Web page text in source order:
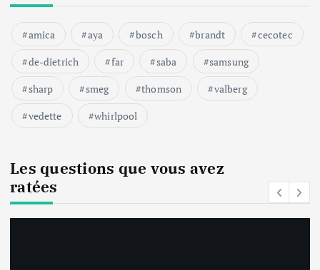
amica aya bosch brandt
cecotec
de-dietrich
far saba
samsung
sharp
smeg thomson
valberg
vedette
whirlpool
Les questions que vous avez
ratées